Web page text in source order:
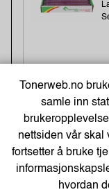
154,-
123,- Eks. Mva.
-48%
Tonerweb.no
samle inn
nettsiden vår skal
fortsetter å bruke
hvordan